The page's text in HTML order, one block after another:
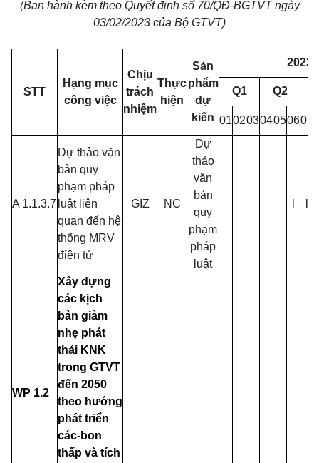
(Ban hành kèm theo Quyết định số 70/QĐ-BGTVT ngày
03/02/2023 của Bộ GTVT)
STT
Hạng mục
công việc
Chịu
trách
nhiệm
Thực
hiện
Sản
phẩm
dự
kiến
2023
Q1 Q2
01020304050607
A 1.1.3.7
Dự thảo văn
bản quy
phạm pháp
luật liên
quan đến hệ
thống MRV
điện tử
GIZ NC
Dự
thảo
văn
bản
quy
phạm
pháp
luật
WP 1.2
Xây dựng
các kịch
bản giảm
nhẹ phát
thải KNK
trong GTVT
đến 2050
theo hướng
phát triển
các-bon
thấp và tích